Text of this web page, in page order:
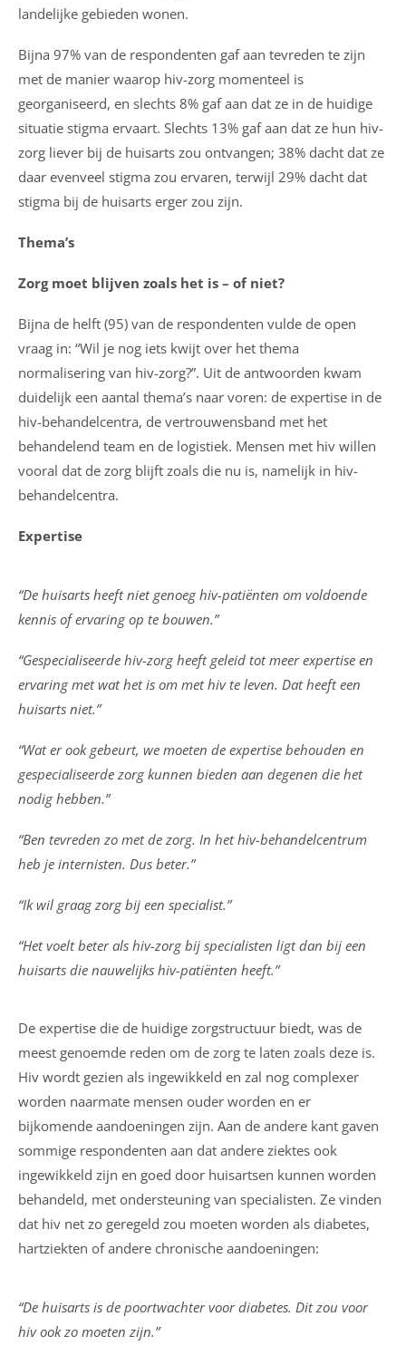
landelijke gebieden wonen.
Bijna 97% van de respondenten gaf aan tevreden te zijn
met de manier waarop hiv-zorg momenteel is
georganiseerd, en slechts 8% gaf aan dat ze in de huidige
situatie stigma ervaart. Slechts 13% gaf aan dat ze hun hiv-
zorg liever bij de huisarts zou ontvangen; 38% dacht dat ze
daar evenveel stigma zou ervaren, terwijl 29% dacht dat
stigma bij de huisarts erger zou zijn.
Thema’s
Zorg moet blijven zoals het is – of niet?
Bijna de helft (95) van de respondenten vulde de open
vraag in: “Wil je nog iets kwijt over het thema
normalisering van hiv-zorg?”. Uit de antwoorden kwam
duidelijk een aantal thema’s naar voren: de expertise in de
hiv-behandelcentra, de vertrouwensband met het
behandelend team en de logistiek. Mensen met hiv willen
vooral dat de zorg blijft zoals die nu is, namelijk in hiv-
behandelcentra.
Expertise
“De huisarts heeft niet genoeg hiv-patiënten om voldoende
kennis of ervaring op te bouwen.”
“Gespecialiseerde hiv-zorg heeft geleid tot meer expertise en
ervaring met wat het is om met hiv te leven. Dat heeft een
huisarts niet.”
“Wat er ook gebeurt, we moeten de expertise behouden en
gespecialiseerde zorg kunnen bieden aan degenen die het
nodig hebben.”
“Ben tevreden zo met de zorg. In het hiv-behandelcentrum
heb je internisten. Dus beter.”
“Ik wil graag zorg bij een specialist.”
“Het voelt beter als hiv-zorg bij specialisten ligt dan bij een
huisarts die nauwelijks hiv-patiënten heeft.”
De expertise die de huidige zorgstructuur biedt, was de
meest genoemde reden om de zorg te laten zoals deze is.
Hiv wordt gezien als ingewikkeld en zal nog complexer
worden naarmate mensen ouder worden en er
bijkomende aandoeningen zijn. Aan de andere kant gaven
sommige respondenten aan dat andere ziektes ook
ingewikkeld zijn en goed door huisartsen kunnen worden
behandeld, met ondersteuning van specialisten. Ze vinden
dat hiv net zo geregeld zou moeten worden als diabetes,
hartziekten of andere chronische aandoeningen:
“De huisarts is de poortwachter voor diabetes. Dit zou voor
hiv ook zo moeten zijn.”